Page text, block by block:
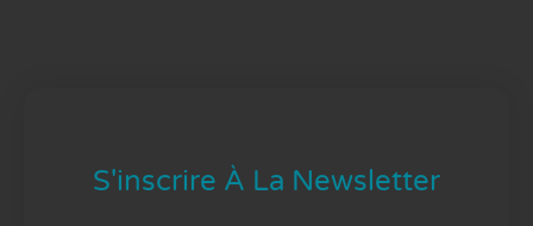
S'inscrire À La Newsletter